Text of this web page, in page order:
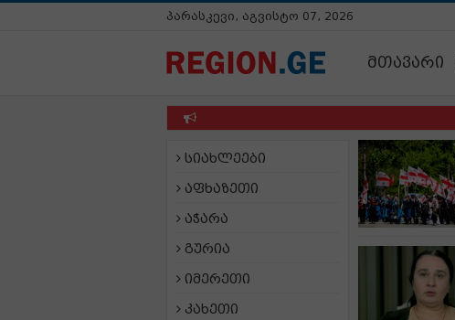
პარასკევი, აგვისტო 07, 2026
მთავარი
სიახლეები
აფხაზეთი
აჭარა
გურია
იმერეთი
კახეთი